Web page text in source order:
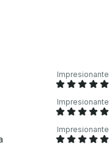
Impresionante
Impresionante
Impresionante